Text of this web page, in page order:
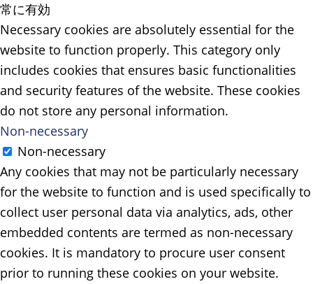
常に有効
Necessary cookies are absolutely essential for the
website to function properly. This category only
includes cookies that ensures basic functionalities
and security features of the website. These cookies
do not store any personal information.
Non-necessary
Non-necessary
Any cookies that may not be particularly necessary
for the website to function and is used specifically to
collect user personal data via analytics, ads, other
embedded contents are termed as non-necessary
cookies. It is mandatory to procure user consent
prior to running these cookies on your website.